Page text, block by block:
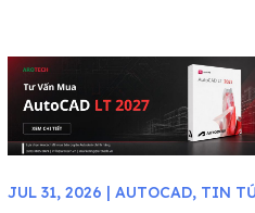
JUL 31, 2026 |AUTOCAD, TIN